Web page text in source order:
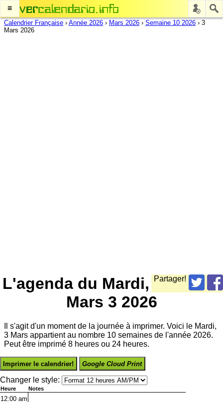
≡
Calendrier Française › Année 2026 › Mars 2026 › Semaine 10 2026 › 3
Mars 2026
Partager!
L'agenda du Mardi,
Mars 3 2026
Il s'agit d'un moment de la journée à imprimer. Voici le Mardi,
3 Mars appartient au nombre 10 semaines de l'année 2026.
Peut être imprimé 8 heures ou 24 heures.
Imprimer le calendrier! Google Cloud Print
Changer le style:
Heure Notes
12:00 am